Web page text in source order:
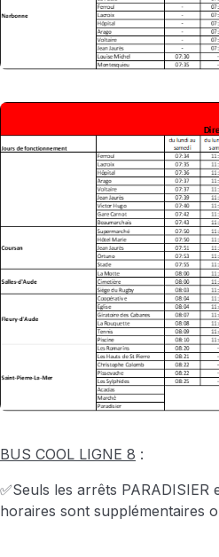
BUS COOL LIGNE 8 :
✅Seuls les arrêts PARADISIER
horaires sont supplémentaires